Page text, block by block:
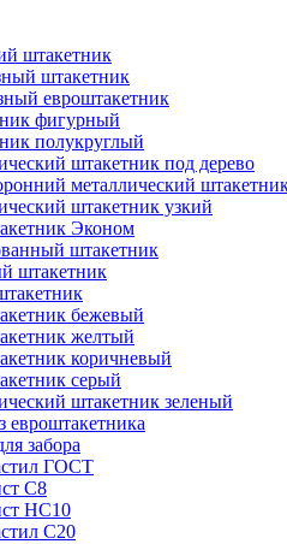
штакетник
штакетник
евроштакетник
фигурный
полукруглый
штакетник под дерево
металлический
штакетник узкий
Эконом
штакетник
штакетник
бежевый
желтый
коричневый
серый
штакетник зеленый
евроштакетника
забора
ГОСТ
С8
НС10
С20